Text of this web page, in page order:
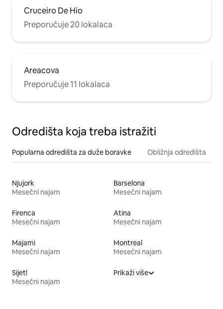
Cruceiro De Hío
Preporučuje 20 lokalaca
Areacova
Preporučuje 11 lokalaca
Odredišta koja treba istražiti
Popularna odredišta za duže boravke Obližnja odredišta
Njujork
Mesečni najam
Barselona
Mesečni najam
Firenca
Mesečni najam
Atina
Mesečni najam
Majami
Mesečni najam
Montreal
Mesečni najam
Sijetl
Mesečni najam
Prikaži više